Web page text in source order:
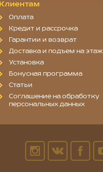
Клиентам
Оплата
Кредит и рассрочка
Гарантии и возврат
Доставка и подъем на этаж
Установка
Бонусная программа
Статьи
Соглашение на обработку
персональных данных